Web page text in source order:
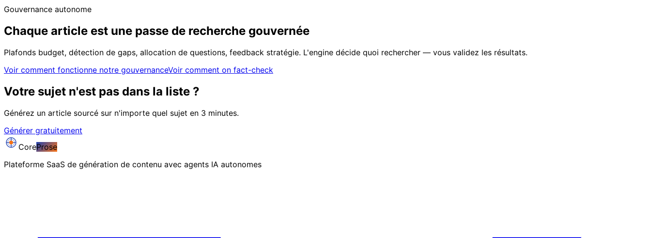
Gouvernance autonome
Chaque article est une passe de recherche gouvernée
Plafonds budget, détection de gaps, allocation de questions, feedback stratégie. L'engine décide quoi rechercher — vous validez les résultats.
Voir comment fonctionne notre gouvernanceVoir comment on fact-check
Votre sujet n'est pas dans la liste ?
Générez un article sourcé sur n'importe quel sujet en 3 minutes.
Générer gratuitement
CoreProse
Plateforme SaaS de génération de contenu avec agents IA autonomes